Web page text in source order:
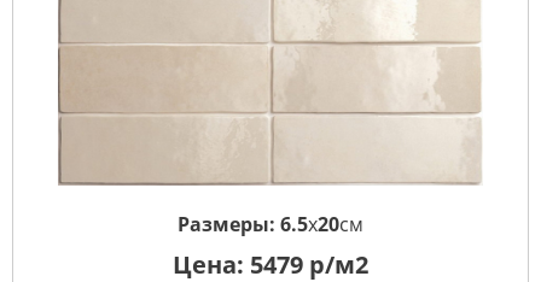
Размеры: 6.5x20см
Цена: 5479 р/м2